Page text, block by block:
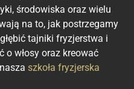
środowiska oraz wielu
na to, jak postrzegamy
tajniki fryzjerstwa i
o włosy oraz kreować
szkoła fryzjerska